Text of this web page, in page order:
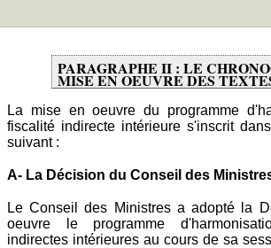
PARAGRAPHE II : LE
MISE EN OEUVRE DES
La mise en oeuvre du programme
fiscalité indirecte intérieure s'inscrit
suivant :
A- La Décision du Conseil des
Le Conseil des Ministres a adopté la
oeuvre le programme
indirectes intérieures au cours de sa